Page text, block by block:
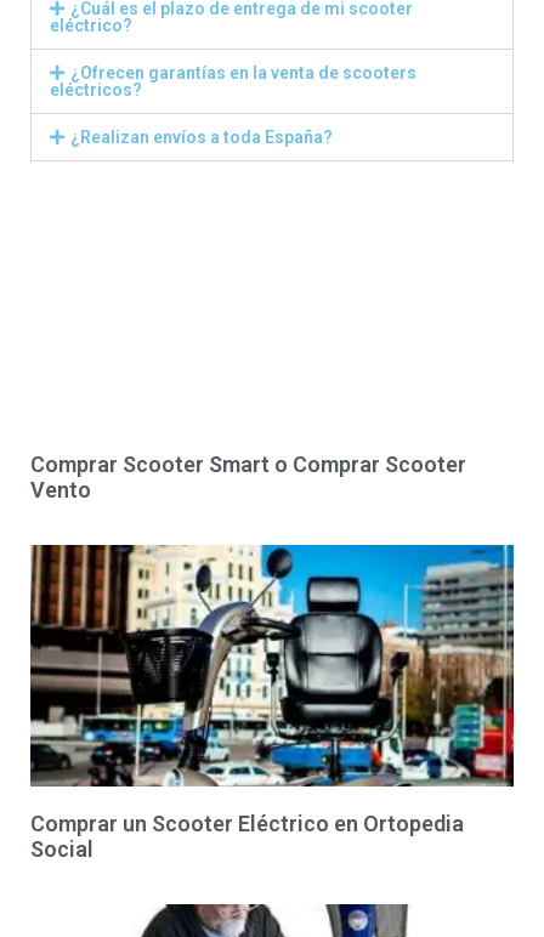
¿Cuál es el plazo de entrega de mi scooter
eléctrico?
¿Ofrecen garantías en la venta de scooters
eléctricos?
¿Realizan envíos a toda España?
Comprar Scooter Smart o Comprar Scooter
Vento
Comprar un Scooter Eléctrico en Ortopedia
Social